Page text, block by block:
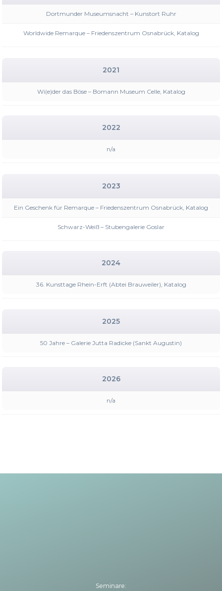
Dortmunder Museumsnacht – Kunstort Ruhr
Worldwide Remarque – Friedenszentrum Osnabrück, Katalog
2021
Wi(e)der das Böse – Bomann Museum Celle, Katalog
2022
n/a
2023
Ein Geschenk für Remarque – Friedenszentrum Osnabrück, Katalog
Schwarz-Weiß – Stubengalerie Goslar
2024
36. Kunsttage Rhein-Erft (Abtei Brauweiler), Katalog
2025
50 Jahre – Galerie Jutta Radicke (Sankt Augustin)
2026
n/a
Seminare: